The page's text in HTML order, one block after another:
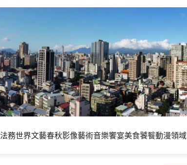
法務世界文藝春秋影像藝術音樂饗宴美食饕餮動漫領域